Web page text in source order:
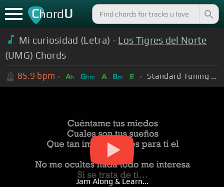
ChordU
Mi curiosidad (Letra) - Los Tigres del Norte
(UMG) Chords
85.9 bpm Ab Gbm A Bm E Standard Tuning (EADGBE)
Jam Along & Learn...